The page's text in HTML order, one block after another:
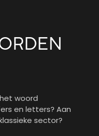
woord
en letters? Aan
sector?